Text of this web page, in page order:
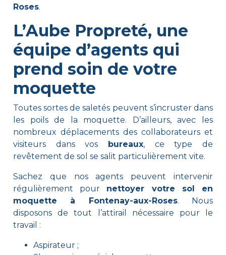
Roses.
L’Aube Propreté, une
équipe d’agents qui
prend soin de votre
moquette
Toutes sortes de saletés peuvent s’incruster dans
les poils de la moquette. D’ailleurs, avec les
nombreux déplacements des collaborateurs et
visiteurs dans vos bureaux, ce type de
revêtement de sol se salit particulièrement vite.
Sachez que nos agents peuvent intervenir
régulièrement pour nettoyer votre sol en
moquette à Fontenay-aux-Roses. Nous
disposons de tout l’attirail nécessaire pour le
travail :
Aspirateur ;